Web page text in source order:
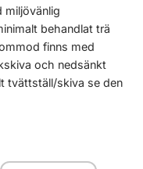
miljövänlig
behandlat trä
finns med
och nedsänkt
tvättställ/skiva se den